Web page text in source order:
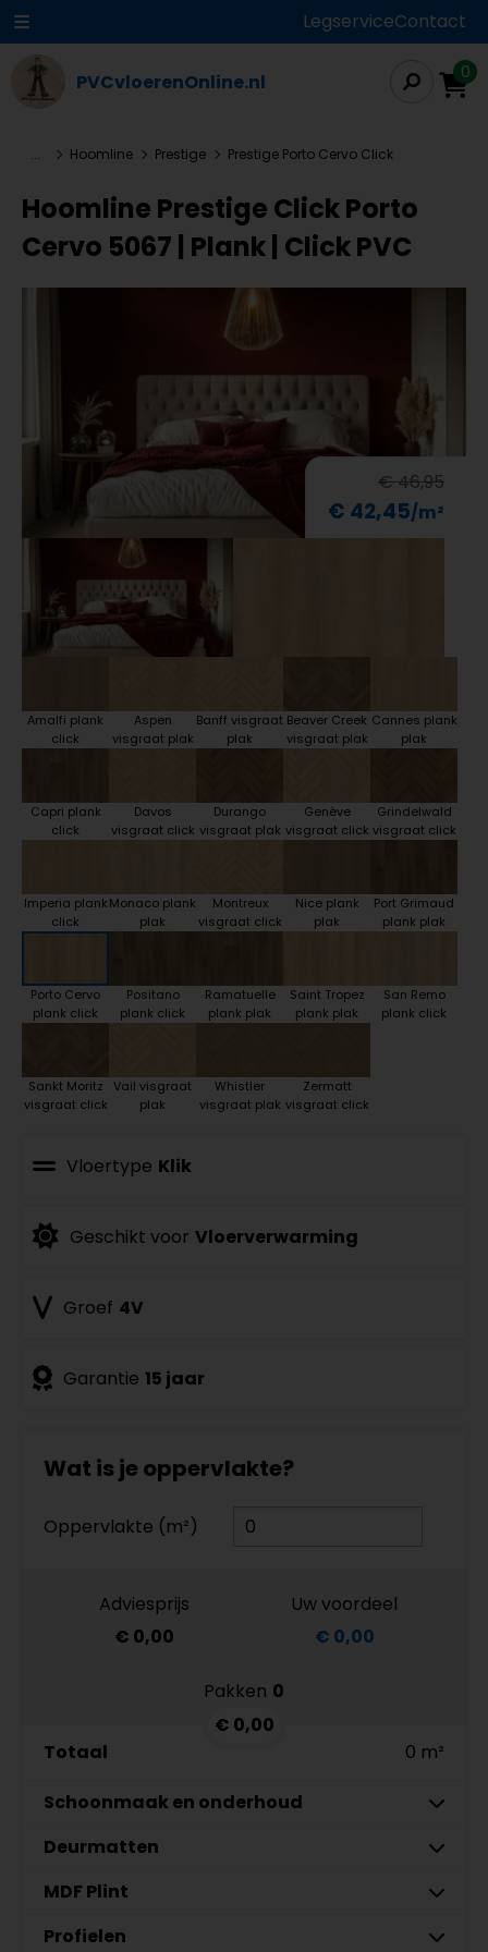
LegserviceContact
PVCvloerenOnline.nl 0
... Hoomline Prestige Prestige Porto Cervo Click
Hoomline Prestige Click Porto
Cervo 5067 | Plank | Click PVC
€ 46,95
€ 42,45
Amalfi plank
click
Aspen
visgraat plak
Banff visgraat
plak
Beaver Creek
visgraat plak
Cannes plank
plak
Capri plank
click
Davos
visgraat click
Durango
visgraat plak
Genève
visgraat click
Grindelwald
visgraat click
Imperia plank
click
Monaco plank
plak
Montreux
visgraat click
Nice plank
plak
Port Grimaud
plank plak
Porto Cervo
plank click
Positano
plank click
Ramatuelle
plank plak
Saint Tropez
plank plak
San Remo
plank click
Sankt Moritz
visgraat click
Vail visgraat
plak
Whistler
visgraat plak
Zermatt
visgraat click
Vloertype Klik
Geschikt voor Vloerverwarming
Groef 4V
Garantie 15 jaar
Wat is je oppervlakte?
Oppervlakte (m²)
Adviesprijs
€ 0,00
Uw voordeel
€ 0,00
Pakken 0
€ 0,00
Totaal
0 m²
Schoonmaak en onderhoud
Co-Pro Schoonmaak en
€ 19,95 p/st
Aantal
Deurmatten
Gelasta Xtreme SDN carbon 99 Meter
MDF Plint
7 cm
Profielen